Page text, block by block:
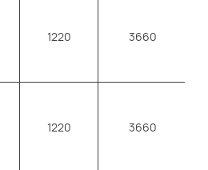
1220 3660
1220 3660